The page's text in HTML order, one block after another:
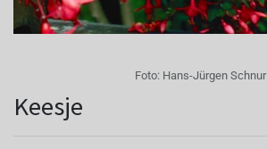
Foto: Hans-Jürgen Schnur
Keesje